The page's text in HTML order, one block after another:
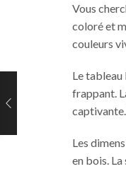
Vous
coloré et
couleurs
Le tableau
frappant.
Les
en bois.